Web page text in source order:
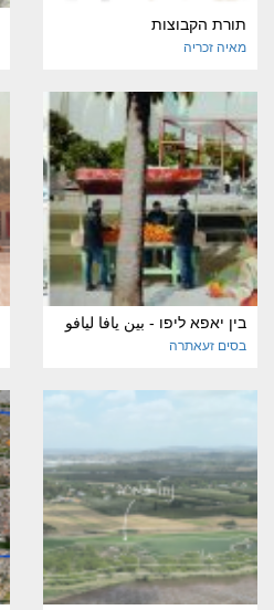
תורת הקבוצות
מאיה זכריה
בין יאפא ליפו - بين يافا ليافو
בסים זעאתרה